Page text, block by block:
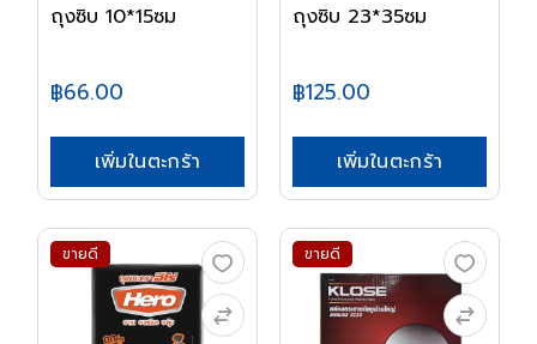
ถุงซิบ 10*15ซม
฿66.00
เพิ่มในตะกร้า
ถุงซิบ 23*35ซม
฿125.00
เพิ่มในตะกร้า
ขายดี ขายดี